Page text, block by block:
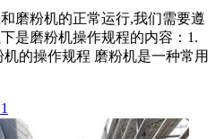
磨粉机的正常运行,我们需要遵
是磨粉机操作规程的内容：1.
的操作规程 磨粉机是一种常用